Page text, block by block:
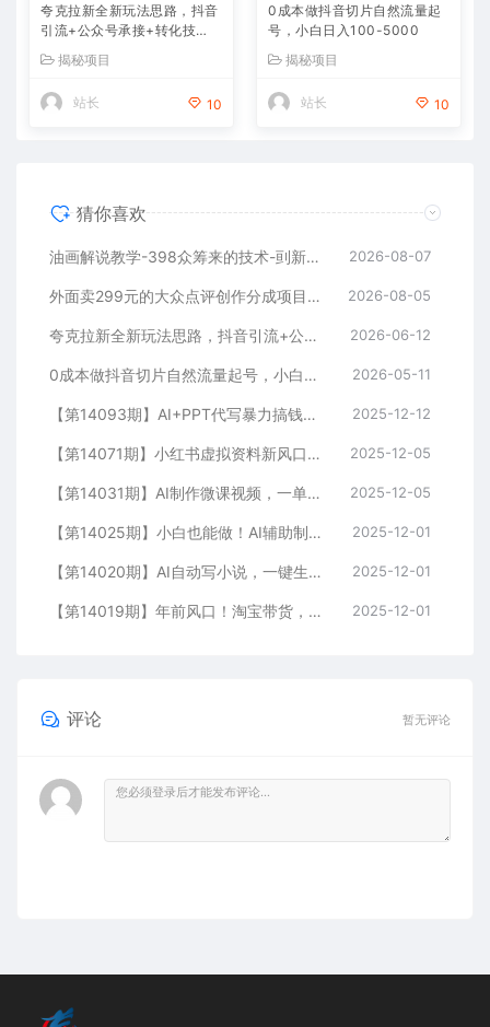
夸克拉新全新玩法思路，抖音
引流+公众号承接+转化技
000+
揭秘项目
站长 10
0成本做抖音切片自然流量起
号，小白日入100-5000
揭秘项目
站长 10
猜你喜欢
油画解说教学-398众筹来的技术-刯新：选题×对标×素材×文案×配音×剪辑×2天开精选×7天通9项权益 2026-08-07
外面卖299元的大众点评创作分成项目：注册养号×开通分成×打卡激活×AI批量笔记×次日见收益，月入1w+ 2026-08-05
夸克拉新全新玩法思路，抖音引流+公众号承接+转化技巧，两条视频46w播放 变现7000+ 2026-06-12
0成本做抖音切片自然流量起号，小白日入100-5000 2026-05-11
【第14093期】AI+PPT代写暴力搞钱：无脑套模板月入2万+，月入1-3万实战手册 2025-12-12
【第14071期】小红书虚拟资料新风口，0成本可复制，一人多店跑出稳定1000+玩法 2025-12-05
【第14031期】AI制作微课视频，一单300-1000+，蓝海项目，单子做不完，提供接单渠道！ 2025-12-05
【第14025期】小白也能做！AI辅助制作古风MV，小红薯一单100 2025-12-01
【第14020期】AI自动写小说，一键生成120万字，普通人每月也能躺赚2w+ 2025-12-01
【第14019期】年前风口！淘宝带货，无人直播160小时卖了6万！ 2025-12-01
评论 暂无评论